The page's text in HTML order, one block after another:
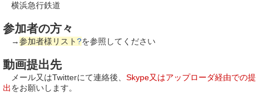
横浜急行鉄道
参加者の方々
→参加者様リスト?を参照してください
動画提出先
メール又はTwitterにて連絡後、 Skype又はアップローダ経由での提
出をお願いします。